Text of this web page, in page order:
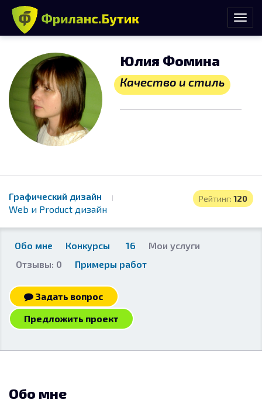
Юлия Фомина
Качество и стиль
Рейтинг: 120
Графический дизайн
Web и Product дизайн
Обо мне Конкурсы 16
Мои услуги
Отзывы: 0
Примеры работ
Задать вопрос
Предложить проект
Обо мне